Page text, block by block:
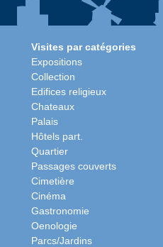
Visites par catégories
Expositions
Collection
Edifices religieux
Chateaux
Palais
Hôtels part.
Quartier
Passages couverts
Cimetière
Cinéma
Gastronomie
Oenologie
Parcs/Jardins